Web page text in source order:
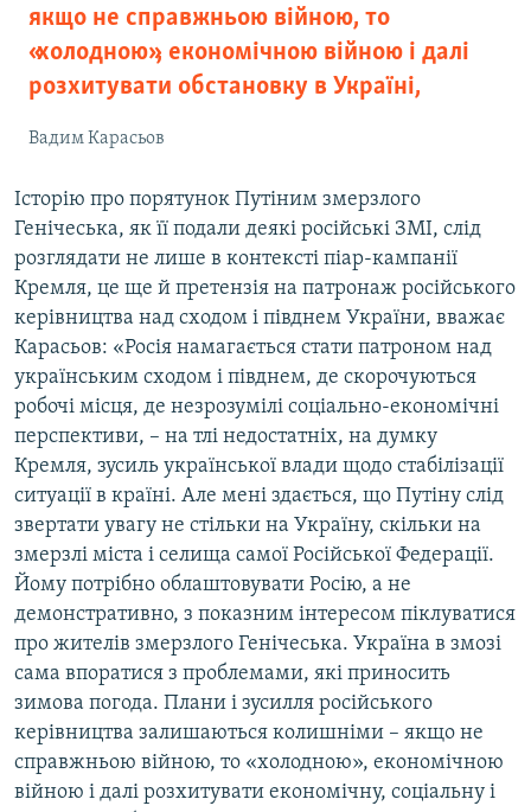
якщо не справжньою війною, то
«холодною», економічною війною і далі
розхитувати обстановку в Україні,
Вадим Карасьов
Історію про порятунок Путіним змерзлого
Генічеська, як її подали деякі російські ЗМІ, слід
розглядати не лише в контексті піар-кампанії
Кремля, це ще й претензія на патронаж російського
керівництва над сходом і півднем України, вважає
Карасьов: «Росія намагається стати патроном над
українським сходом і півднем, де скорочуються
робочі місця, де незрозумілі соціально-економічні
перспективи, – на тлі недостатніх, на думку
Кремля, зусиль української влади щодо стабілізації
ситуації в країні. Але мені здається, що Путіну слід
звертати увагу не стільки на Україну, скільки на
змерзлі міста і селища самої Російської Федерації.
Йому потрібно облаштовувати Росію, а не
демонстративно, з показним інтересом піклуватися
про жителів змерзлого Генічеська. Україна в змозі
сама впоратися з проблемами, які приносить
зимова погода. Плани і зусилля російського
керівництва залишаються колишніми – якщо не
справжньою війною, то «холодною», економічною
війною і далі розхитувати економічну, соціальну і